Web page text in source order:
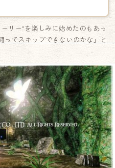
リー”を楽しみに始めたのもあっ
ってスキップできないのかな」と